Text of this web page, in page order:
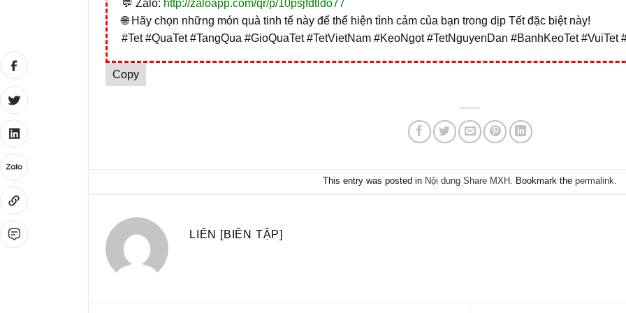
💬 Zalo: http://zaloapp.com/qr/p/10psjfdtldo77
🌐 Hãy chọn những món quà tinh tế này để thể hiện tình cảm của bạn trong dịp Tết đặc biệt này!
#Tet #QuaTet #TangQua #GioQuaTet #TetVietNam #KẹoNgọt #TetNguyenDan #BanhKeoTet #VuiTet
Copy
This entry was posted in Nội dung Share MXH . Bookmark the permalink.
LIÊN [BIÊN TẬP]